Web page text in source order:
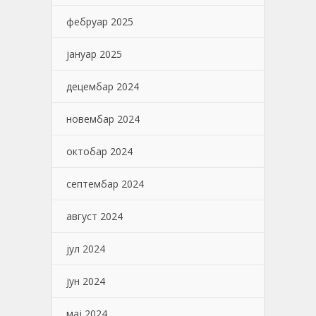
фебруар 2025
јануар 2025
децембар 2024
новембар 2024
октобар 2024
септембар 2024
август 2024
јул 2024
јун 2024